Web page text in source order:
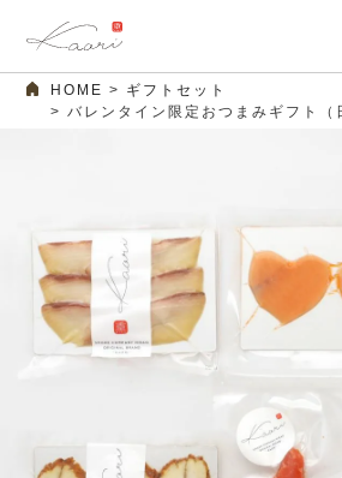
HOME
ギフトセット
バレンタイン限定おつまみギフト（